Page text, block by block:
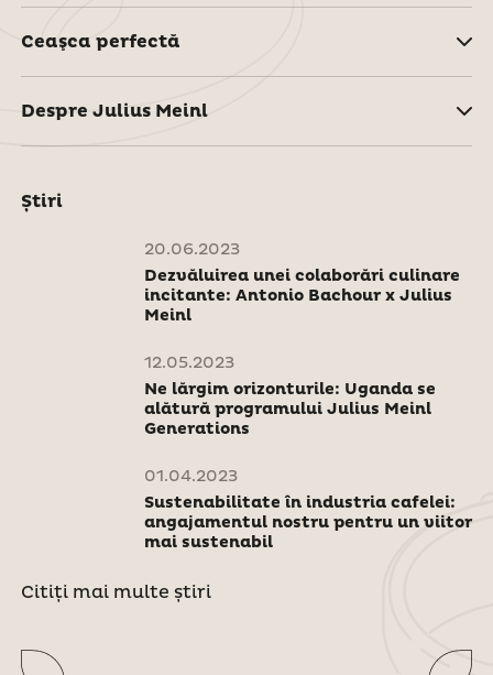
Ceaşca perfectă
Despre Julius Meinl
Știri
20.06.2023
Dezvăluirea unei colaborări culinare
incitante: Antonio Bachour x Julius
Meinl
12.05.2023
Ne lărgim orizonturile: Uganda se
alătură programului Julius Meinl
Generations
01.04.2023
Sustenabilitate în industria cafelei:
angajamentul nostru pentru un viitor
mai sustenabil
Citiți mai multe știri